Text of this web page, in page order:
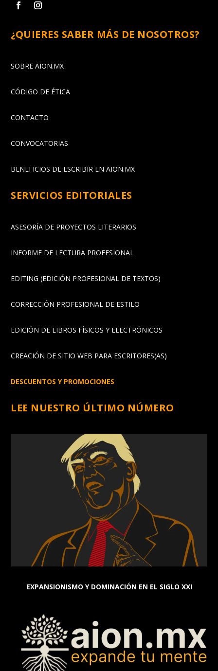
¿QUIERES SABER MÁS DE NOSOTROS?
SOBRE AION.MX
CÓDIGO DE ÉTICA
CONTACTO
CONVOCATORIAS
BENEFICIOS DE ESCRIBIR EN AION.MX
SERVICIOS EDITORIALES
ASESORÍA DE PROYECTOS LITERARIOS
INFORME DE LECTURA PROFESIONAL
EDITING (EDICIÓN PROFESIONAL DE TEXTOS)
CORRECCIÓN PROFESIONAL DE ESTILO
EDICIÓN DE LIBROS FÍSICOS Y ELECTRÓNICOS
CREACIÓN DE SITIO WEB PARA ESCRITORES(AS)
DESCUENTOS Y PROMOCIONES
LEE NUESTRO ÚLTIMO NÚMERO
EXPANSIONISMO Y DOMINACIÓN EN EL SIGLO XXI